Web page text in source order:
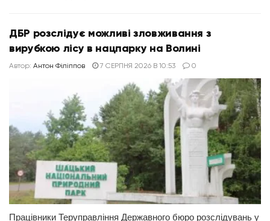
ДБР розслідує можливі зловживання з
вирубкою лісу в нацпарку на Волині
Автор: Антон Філіппов 7 СЕРПНЯ 2026 В 10:53 0
Працівники Теруправління Державного бюро розслідувань у